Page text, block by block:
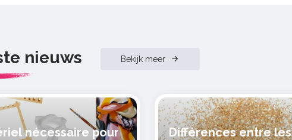
nieuws Bekijk meer
nécessaire pour
Différences entre les